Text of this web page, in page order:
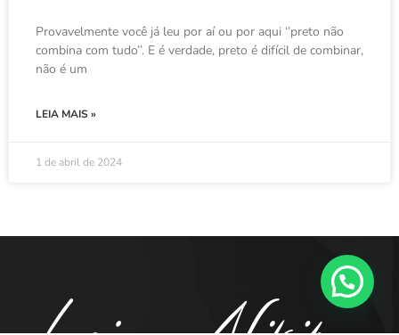
Provavelmente você já leu por aí ou por aqui ‘’preto não
combina com tudo’’. E é verdade, preto é difícil de combinar,
não é um
LEIA MAIS »
1 de abril de 2024